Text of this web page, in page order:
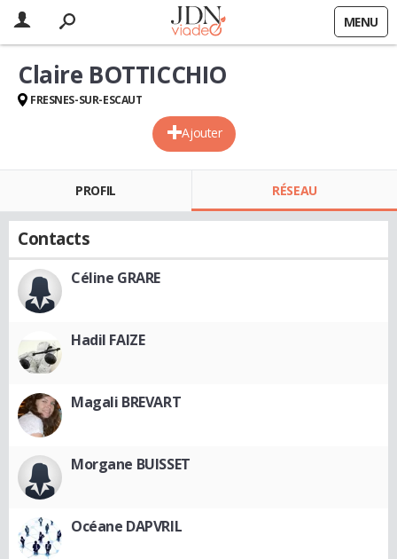
MENU
Ajouter
Claire BOTTICCHIO
FRESNES-SUR-ESCAUT
PROFIL RÉSEAU
Contacts
Céline GRARE
Hadil FAIZE
Magali BREVART
Morgane BUISSET
Océane DAPVRIL